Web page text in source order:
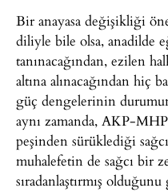
Bir anayasa değişikliği
diliyle bile olsa, anadilde
tanınacağından, ezilen
altına alınacağından hiç
güç dengelerinin
aynı zamanda, AKP-
peşinden sürüklediği
muhalefetin de sağcı bir
sıradanlaştırmış